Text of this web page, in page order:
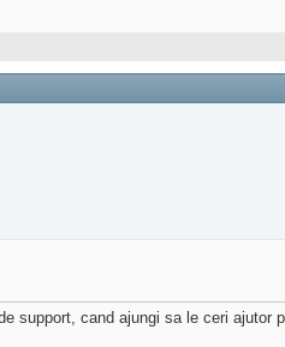
support, cand ajungi sa le ceri